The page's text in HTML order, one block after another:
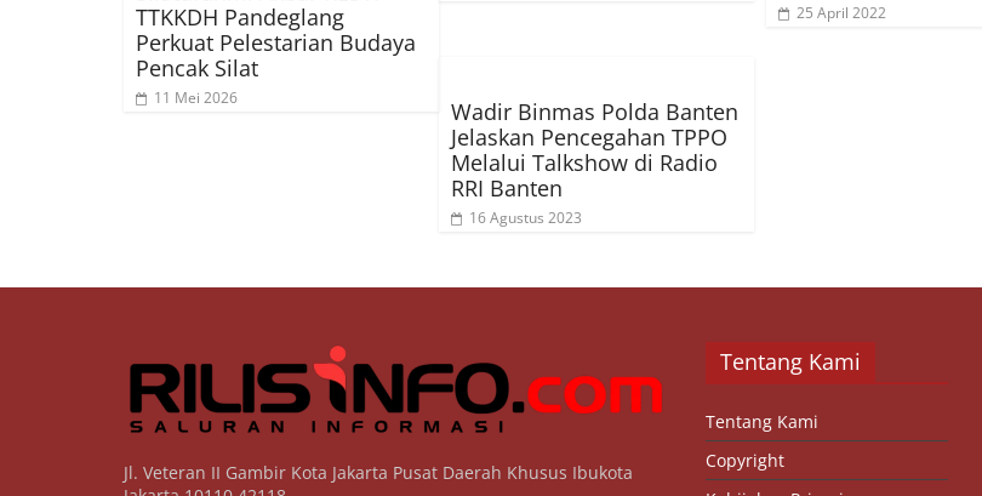
TTKKDH Pandeglang
Perkuat Pelestarian Budaya
Pencak Silat
11 Mei 2026
25 April 2022
Wadir Binmas Polda Banten
Jelaskan Pencegahan TPPO
Melalui Talkshow di Radio
RRI Banten
16 Agustus 2023
Jl. Veteran II Gambir Kota Jakarta Pusat Daerah Khusus Ibukota
Tentang Kami
Tentang Kami
Copyright